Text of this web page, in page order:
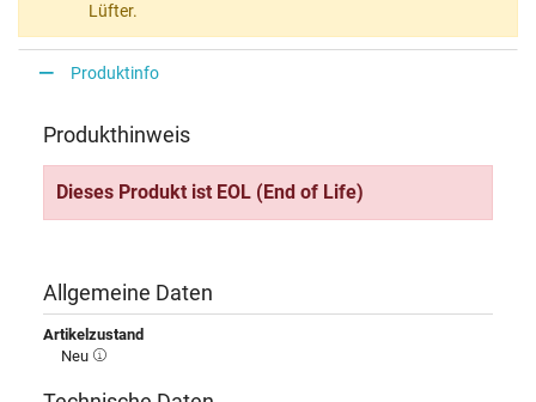
Lüfter.
Produktinfo
Produkthinweis
Dieses Produkt ist EOL (End of Life)
Allgemeine Daten
Artikelzustand
Neu